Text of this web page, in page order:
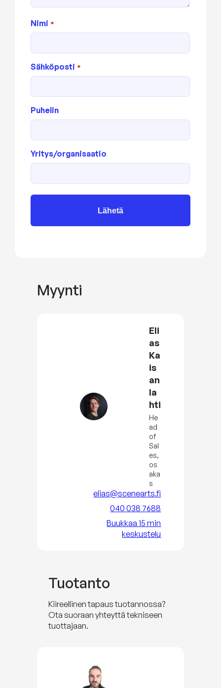
Nimi *
Sähköposti *
Puhelin
Yritys/organisaatio
Myynti
Eli
as
Ka
is
an
la
hti
He
ad
of
Sal
es,
os
aka
s
elias@scenearts.fi
040 038 7688
Buukkaa 15 min
keskustelu
Tuotanto
Kiireellinen tapaus tuotannossa?
Ota suoraan yhteyttä tekniseen
tuottajaan.